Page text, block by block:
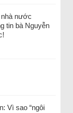
nước
tin bà Nguyễn
Vì sao “ngôi